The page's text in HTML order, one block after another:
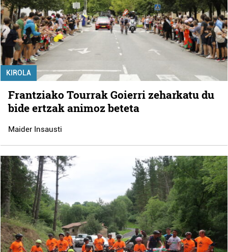
KIROLA
Frantziako Tourrak Goierri zeharkatu du
bide ertzak animoz beteta
Maider Insausti